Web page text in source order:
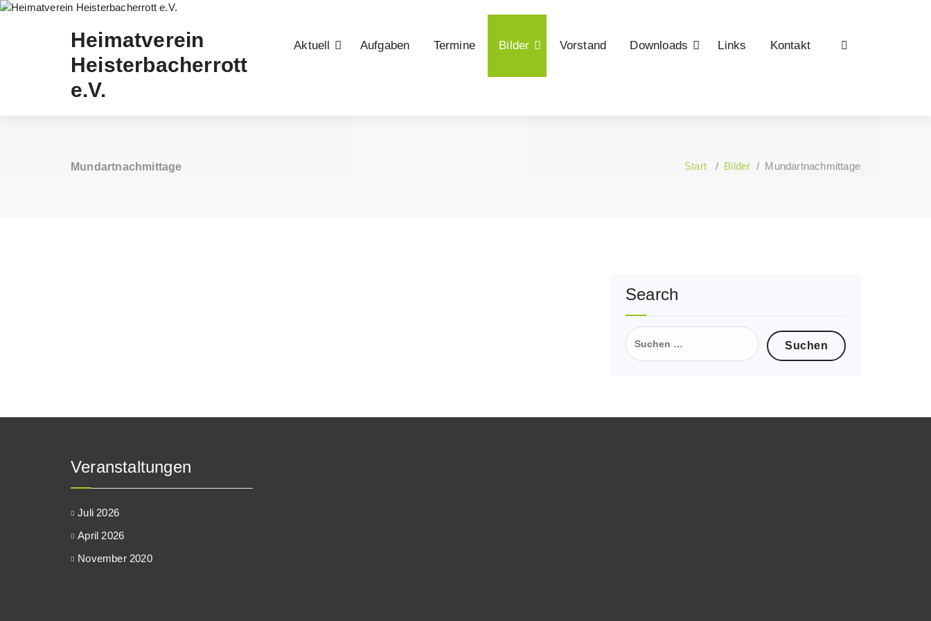
Zum
Heimatverein
Heisterbacherrott
e.V.
Aktuell Aufgaben Termine Bilder Vorstand Downloads Links Kontakt
Mundartnachmittage Start/ Bilder / Mundartnachmittage
Search
Suche
nach:
Veranstaltungen
Juli 2026
April 2026
November 2020